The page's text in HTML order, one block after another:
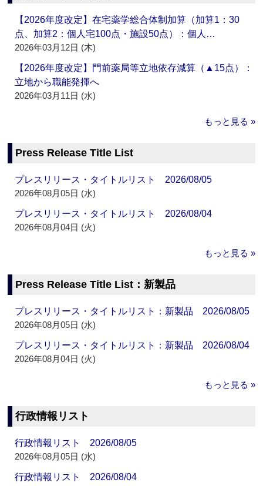
【2026年度改定】在宅薬学総合体制加算（加算1：30
点、加算2：個人宅100点・施設50点）：個人…
2026年03月12日 (木)
【2026年度改定】門前薬局等立地依存減算（▲15点）：
立地から職能発揮へ
2026年03月11日 (水)
もっと見る »
Press Release Title List
プレスリリース・タイトルリスト 2026/08/05
2026年08月05日 (水)
プレスリリース・タイトルリスト 2026/08/04
2026年08月04日 (火)
もっと見る »
Press Release Title List：新製品
プレスリリース・タイトルリスト：新製品 2026/08/05
2026年08月05日 (水)
プレスリリース・タイトルリスト：新製品 2026/08/04
2026年08月04日 (火)
もっと見る »
行政情報リスト
行政情報リスト 2026/08/05
2026年08月05日 (水)
行政情報リスト 2026/08/04